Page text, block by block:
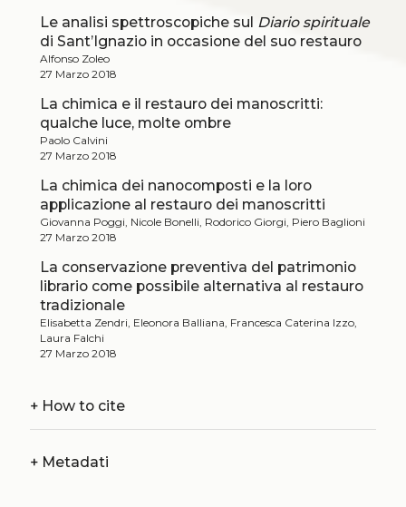
Le analisi spettroscopiche sul Diario spirituale
di Sant’Ignazio in occasione del suo restauro
Alfonso Zoleo
27 Marzo 2018
La chimica e il restauro dei manoscritti:
qualche luce, molte ombre
Paolo Calvini
27 Marzo 2018
La chimica dei nanocomposti e la loro
applicazione al restauro dei manoscritti
Giovanna Poggi, Nicole Bonelli, Rodorico Giorgi, Piero Baglioni
27 Marzo 2018
La conservazione preventiva del patrimonio
librario come possibile alternativa al restauro
tradizionale
Elisabetta Zendri, Eleonora Balliana, Francesca Caterina Izzo,
Laura Falchi
27 Marzo 2018
+How to cite
+Metadati